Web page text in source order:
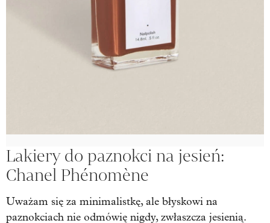
Lakiery do paznokci na jesień:
Chanel Phénomène
Uważam się za minimalistkę, ale błyskowi na
paznokciach nie odmówię nigdy, zwłaszcza jesienią.